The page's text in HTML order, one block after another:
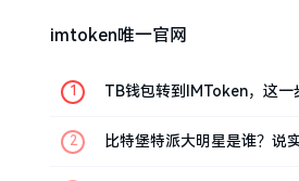
imtoken唯一官网
TB钱包转到IMToken，这一
比特堡特派大明星是谁？说